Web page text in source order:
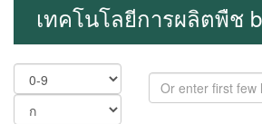
เทคโนโลยีการผลิตพืช